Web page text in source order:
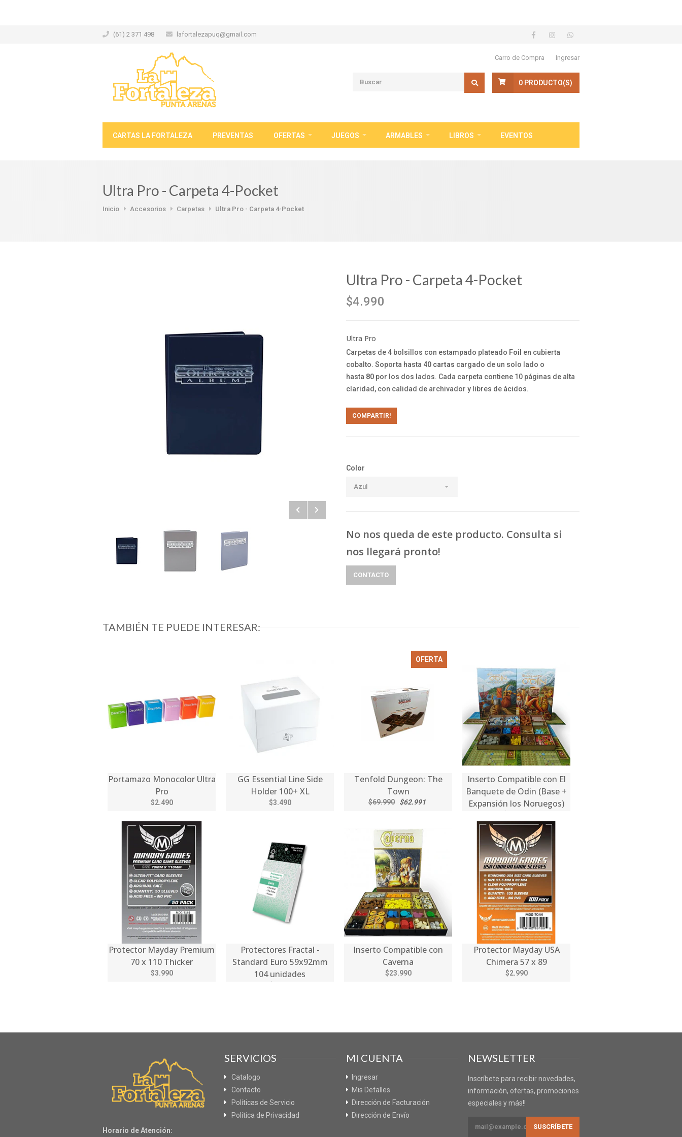
(61) 2 371 498 lafortalezapuq@gmail.com
Carro de Compra Ingresar
0 PRODUCTO(S)
CARTAS LA FORTALEZA PREVENTAS OFERTAS JUEGOS ARMABLES LIBROS EVENTOS
Ultra Pro - Carpeta 4-Pocket
Inicio Accesorios Carpetas Ultra Pro - Carpeta 4-Pocket
Ultra Pro - Carpeta 4-Pocket
$4.990
Ultra Pro
Carpetas de 4 bolsillos con estampado plateado Foil en cubierta
cobalto. Soporta hasta 40 cartas cargado de un solo lado o
hasta 80 por los dos lados. Cada carpeta contiene 10 páginas de alta
claridad, con calidad de archivador y libres de ácidos.
COMPARTIR!
Color
Azul
No nos queda de este producto. Consulta si
nos llegará pronto!
CONTACTO
TAMBIÉN TE PUEDE INTERESAR:
Portamazo Monocolor Ultra
Pro
$2.490
GG Essential Line Side
Holder 100+ XL
$3.490
OFERTA
Tenfold Dungeon: The
Town
$69.990 $62.991
Inserto Compatible con El
Banquete de Odin (Base +
Expansión los Noruegos)
Protector Mayday Premium
70 x 110 Thicker
$3.990
Protectores Fractal -
Standard Euro 59x92mm
104 unidades
Inserto Compatible con
Caverna
$23.990
Protector Mayday USA
Chimera 57 x 89
$2.990
Horario de Atención:
SERVICIOS
Catalogo
Contacto
Políticas de Servicio
Política de Privacidad
MI CUENTA
Ingresar
Mis Detalles
Dirección de Facturación
Dirección de Envío
NEWSLETTER
Inscríbete para recibir novedades,
información, ofertas, promociones
especiales y más!!